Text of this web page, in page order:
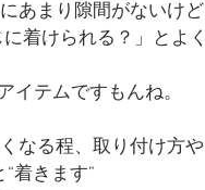
あまり隙間がないけど
着けられる？」とよく
イテムですもんね。
なる程、取り付け方や
着きます”